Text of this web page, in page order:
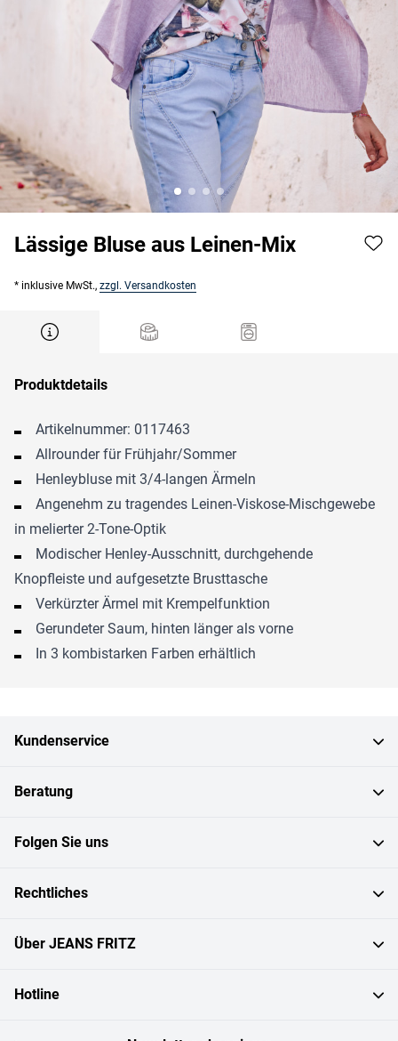
Lässige Bluse aus Leinen-Mix
* inklusive MwSt., zzgl. Versandkosten
Produktdetails
Artikelnummer: 0117463
Allrounder für Frühjahr/Sommer
Henleybluse mit 3/4-langen Ärmeln
Angenehm zu tragendes Leinen-Viskose-Mischgewebe
in melierter 2-Tone-Optik
Modischer Henley-Ausschnitt, durchgehende
Knopfleiste und aufgesetzte Brusttasche
Verkürzter Ärmel mit Krempelfunktion
Gerundeter Saum, hinten länger als vorne
In 3 kombistarken Farben erhältlich
Kundenservice
Beratung
Folgen Sie uns
Rechtliches
Über JEANS FRITZ
Hotline